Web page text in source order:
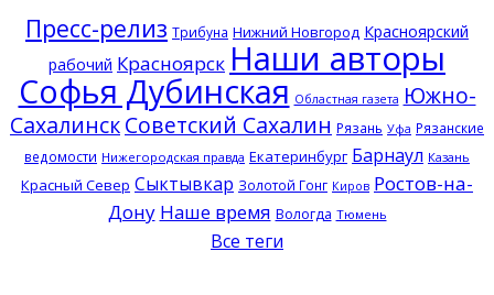
Пресс-релиз Трибуна Нижний Новгород Красноярский
рабочий Красноярск Наши авторы
Софья Дубинская Областная газета Южно-
СахалинскСоветский Сахалин Рязань Уфа Рязанские
ведомости Нижегородская правда Екатеринбург Барнаул Казань
Красный Север Сыктывкар Золотой Гонг Киров Ростов-на-
Дону Наше время Вологда Тюмень
Все теги